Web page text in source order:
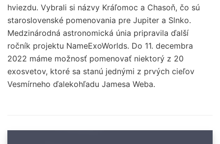
hviezdu. Vybrali si názvy Kráľomoc a Chasoň, čo sú
staroslovenské pomenovania pre Jupiter a Slnko.
Medzinárodná astronomická únia pripravila ďalší
ročník projektu NameExoWorlds. Do 11. decembra
2022 máme možnosť pomenovať niektorý z 20
exosvetov, ktoré sa stanú jednými z prvých cieľov
Vesmírneho ďalekohľadu Jamesa Weba.